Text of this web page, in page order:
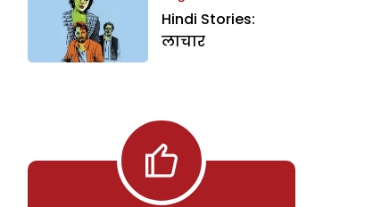
Hindi Stories:
लाचार